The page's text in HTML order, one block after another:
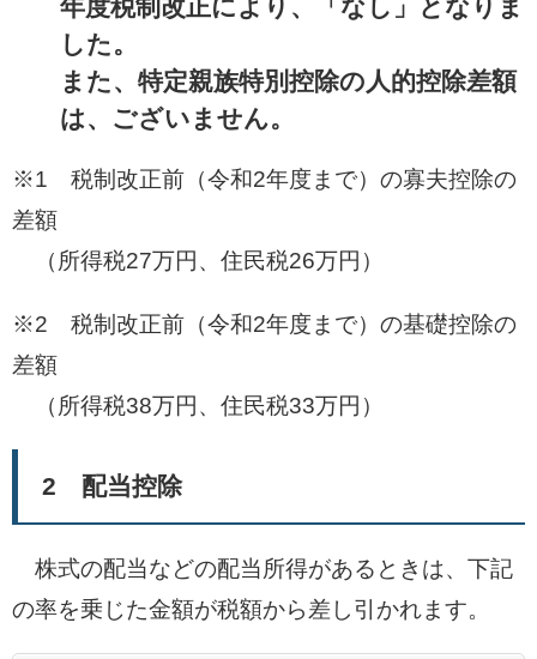
年度税制改正により、「なし」となりま
した。
また、特定親族特別控除の人的控除差額
は、ございません。
※1 税制改正前（令和2年度まで）の寡夫控除の
差額
（所得税27万円、住民税26万円）
※2 税制改正前（令和2年度まで）の基礎控除の
差額
（所得税38万円、住民税33万円）
2 配当控除
株式の配当などの配当所得があるときは、下記
の率を乗じた金額が税額から差し引かれます。